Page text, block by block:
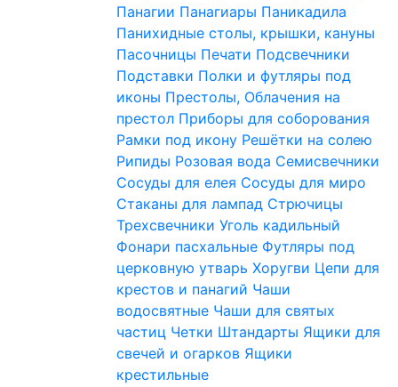
Панагии Панагиары Паникадила
Панихидные столы, крышки, кануны
Пасочницы Печати Подсвечники
Подставки Полки и футляры под
иконы Престолы, Облачения на
престол Приборы для соборования
Рамки под икону Решётки на солею
Рипиды Розовая вода Семисвечники
Сосуды для елея Сосуды для миро
Стаканы для лампад Стрючицы
Трехсвечники Уголь кадильный
Фонари пасхальные Футляры под
церковную утварь Хоругви Цепи для
крестов и панагий Чаши
водосвятные Чаши для святых
частиц Четки Штандарты Ящики для
свечей и огарков Ящики
крестильные